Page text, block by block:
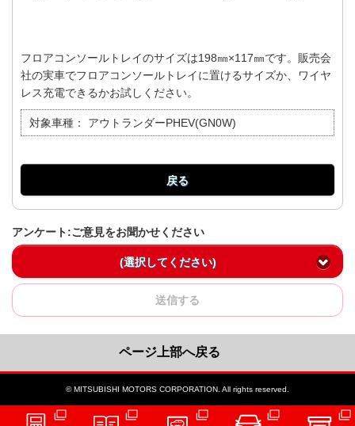
フロアコンソールトレイのサイズは198㎜×117㎜です。販売会
社の実車でフロアコンソールトレイに置けるサイズか、ワイヤ
レス充電できるかお試しください。
対象車種： アウトランダーPHEV(GN0W)
戻る
アンケート:ご意見をお聞かせください
(選択してください)
送信する
ページ上部へ戻る
© MITSUBISHI MOTORS CORPORATION. All rights reserved.